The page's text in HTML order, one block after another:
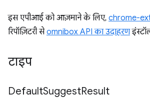
इस एपीआई को आज़माने के लिए, chrome-
रिपॉज़िटरी सेomnibox API का उदाहरण
टाइप
DefaultSuggestResult